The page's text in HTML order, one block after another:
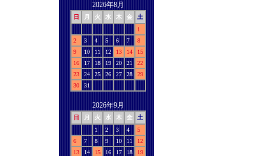
2026年8月
日 月 火 水 木 金
土
1
2
3 4 5 6 7
8
9
10 11 12 13 14
15
16
17 18 19 20 21
22
23
24 25 26 27 28
29
30
31
2026年9月
日 月 火 水 木 金
土
1
2 3 4
5
6
7 8 9 10 11
12
13
14 15 16 17 18
19